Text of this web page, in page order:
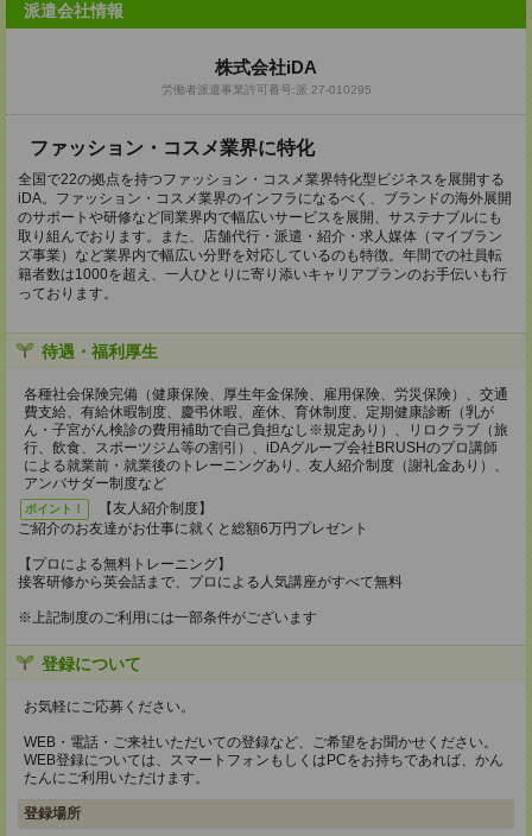
派遣会社情報
株式会社iDA
労働者派遣事業許可番号:派 27-010295
ファッション・コスメ業界に特化
全国で22の拠点を持つファッション・コスメ業界特化型ビジネスを展開する
iDA。ファッション・コスメ業界のインフラになるべく、ブランドの海外展開
のサポートや研修など同業界内で幅広いサービスを展開、サステナブルにも
取り組んでおります。また、店舗代行・派遣・紹介・求人媒体（マイブラン
ズ事業）など業界内で幅広い分野を対応しているのも特徴。年間での社員転
籍者数は1000を超え、一人ひとりに寄り添いキャリアプランのお手伝いも行
っております。
待遇・福利厚生
各種社会保険完備（健康保険、厚生年金保険、雇用保険、労災保険）、交通
費支給、有給休暇制度、慶弔休暇、産休、育休制度、定期健康診断（乳が
ん・子宮がん検診の費用補助で自己負担なし※規定あり）、リロクラブ（旅
行、飲食、スポーツジム等の割引）、iDAグループ会社BRUSHのプロ講師
による就業前・就業後のトレーニングあり、友人紹介制度（謝礼金あり）、
アンバサダー制度など
ポイント！
【友人紹介制度】
ご紹介のお友達がお仕事に就くと総額6万円プレゼント
【プロによる無料トレーニング】
接客研修から英会話まで、プロによる人気講座がすべて無料
※上記制度のご利用には一部条件がございます
登録について
お気軽にご応募ください。
WEB・電話・ご来社いただいての登録など、ご希望をお聞かせください。
WEB登録については、スマートフォンもしくはPCをお持ちであれば、かん
たんにご利用いただけます。
登録場所